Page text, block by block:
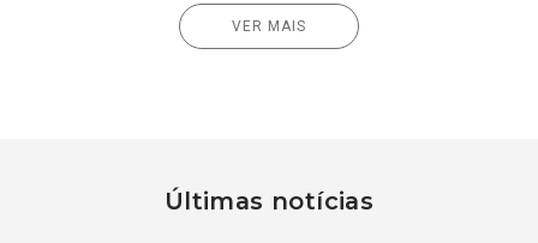
VER MAIS
Últimas notícias